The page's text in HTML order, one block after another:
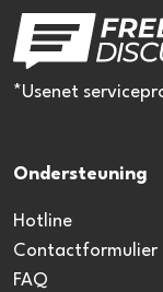
*Usenet
Ondersteuning
Hotline
Contactformulier
FAQ